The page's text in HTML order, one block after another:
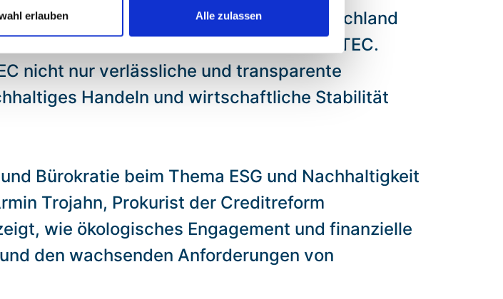
erlauben Alle zulassen
Prozent aller Unternehmen in Deutschland
finanzielle Berechenbarkeit von BRIDGETEC.
nicht nur verlässliche und transparente
Handeln und wirtschaftliche Stabilität
Bürokratie beim Thema ESG und Nachhaltigkeit
Trojahn, Prokurist der Creditreform
wie ökologisches Engagement und finanzielle
den wachsenden Anforderungen von